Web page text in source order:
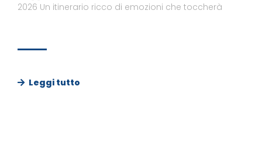
2026 Un itinerario ricco di emozioni che toccherà
Leggi tutto